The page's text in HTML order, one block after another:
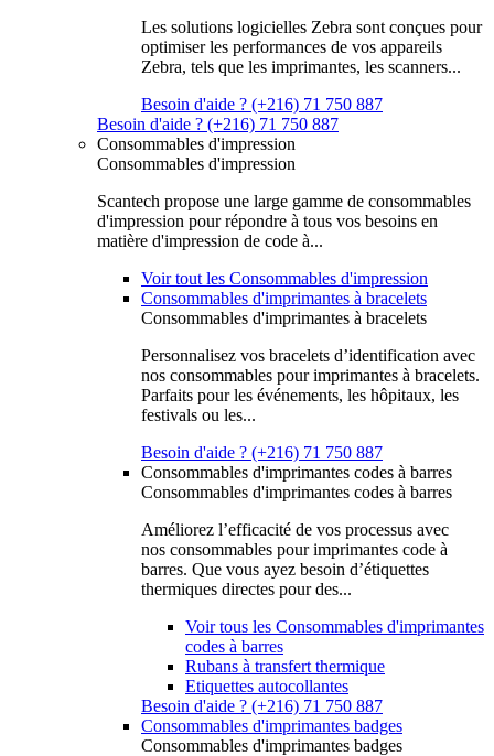
Les solutions logicielles Zebra sont conçues pour
optimiser les performances de vos appareils
Zebra, tels que les imprimantes, les scanners...
Besoin d'aide ? (+216) 71 750 887
Besoin d'aide ? (+216) 71 750 887
Consommables d'impression
Consommables d'impression
Scantech propose une large gamme de consommables
d'impression pour répondre à tous vos besoins en
matière d'impression de code à...
Voir tout les Consommables d'impression
Consommables d'imprimantes à bracelets
Consommables d'imprimantes à bracelets
Personnalisez vos bracelets d’identification avec
nos consommables pour imprimantes à bracelets.
Parfaits pour les événements, les hôpitaux, les
festivals ou les...
Besoin d'aide ? (+216) 71 750 887
Consommables d'imprimantes codes à barres
Consommables d'imprimantes codes à barres
Améliorez l’efficacité de vos processus avec
nos consommables pour imprimantes code à
barres. Que vous ayez besoin d’étiquettes
thermiques directes pour des...
Voir tous les Consommables d'imprimantes
codes à barres
Rubans à transfert thermique
Etiquettes autocollantes
Besoin d'aide ? (+216) 71 750 887
Consommables d'imprimantes badges
Consommables d'imprimantes badges